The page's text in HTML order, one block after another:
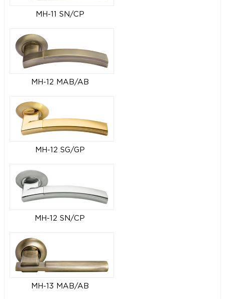
MH-11 SN/CP
MH-12 MAB/AB
MH-12 SG/GP
MH-12 SN/CP
MH-13 MAB/AB